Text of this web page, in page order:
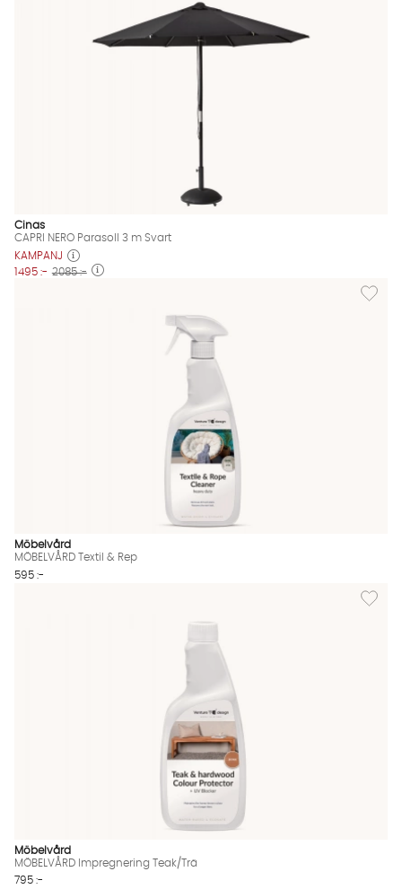
Cinas
CAPRI NERO Parasoll 3 m Svart
KAMPANJ
1495 :- 2085 :-
Lägg
Möbelvård
MÖBELVÅRD Textil & Rep
595 :-
Lägg
Möbelvård
MÖBELVÅRD Impregnering Teak/Trä
795 :-